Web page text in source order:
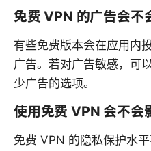
免费 VPN 的广告会不
有些免费版本会在应用内
广告。若对广告敏感，可
少广告的选项。
使用免费 VPN 会不会
免费 VPN 的隐私保护水